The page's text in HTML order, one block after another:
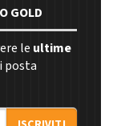
GOLD
le ultime
posta